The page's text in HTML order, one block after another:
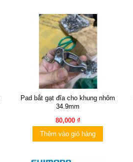
Pad bắt gạt đĩa cho khung nhôm
34.9mm
80,000 ₫
Thêm vào giỏ hàng